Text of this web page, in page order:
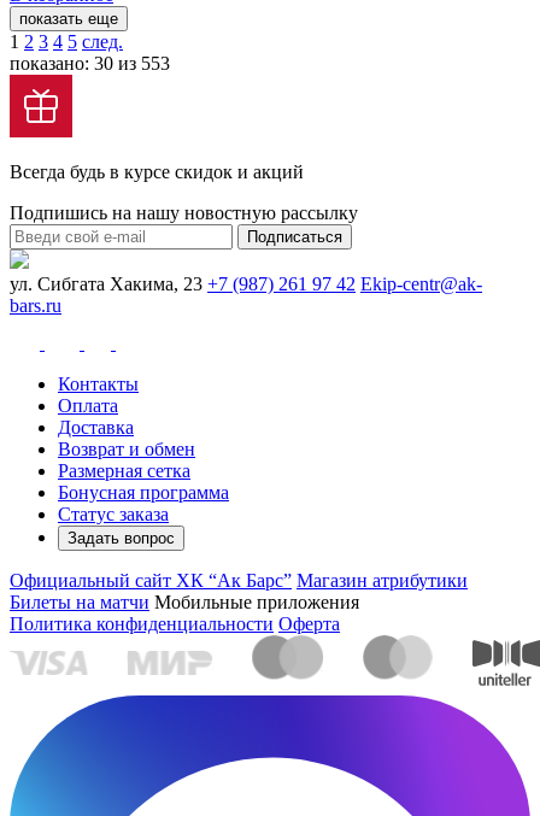
показать еще
1 2 3 4 5 след.
показано: 30 из 553
Всегда будь в курсе скидок и акций
Подпишись на нашу новостную рассылку
Подписаться
ул. Сибгата Хакима, 23 +7 (987) 261 97 42 Ekip-centr@ak-
bars.ru
Контакты
Оплата
Доставка
Возврат и обмен
Размерная сетка
Бонусная программа
Статус заказа
Задать вопрос
Официальный сайт ХК “Ак Барс” Магазин атрибутики
Билеты на матчи Мобильные приложения
Политика конфиденциальности Оферта